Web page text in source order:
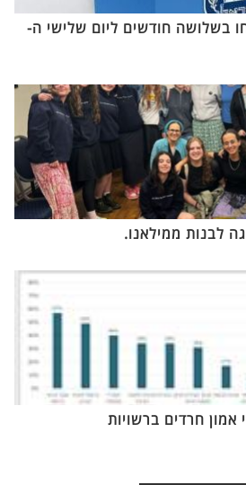
בשלושה חודשים ליום שלישי ה-
לבנות ממילאנו.
חרדים ברשויות